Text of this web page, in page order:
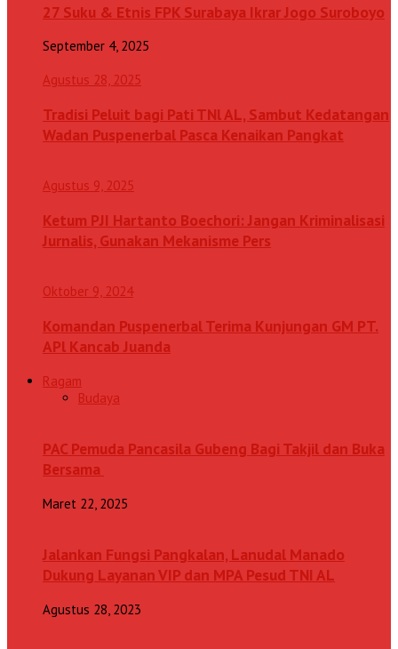
27 Suku & Etnis FPK Surabaya Ikrar Jogo Suroboyo
September 4, 2025
Agustus 28, 2025
Tradisi Peluit bagi Pati TNl AL, Sambut Kedatangan
Wadan Puspenerbal Pasca Kenaikan Pangkat
Agustus 9, 2025
Ketum PJI Hartanto Boechori: Jangan Kriminalisasi
Jurnalis, Gunakan Mekanisme Pers
Oktober 9, 2024
Komandan Puspenerbal Terima Kunjungan GM PT.
APl Kancab Juanda
Ragam
Budaya
PAC Pemuda Pancasila Gubeng Bagi Takjil dan Buka
Bersama
Maret 22, 2025
Jalankan Fungsi Pangkalan, Lanudal Manado
Dukung Layanan VIP dan MPA Pesud TNI AL
Agustus 28, 2023